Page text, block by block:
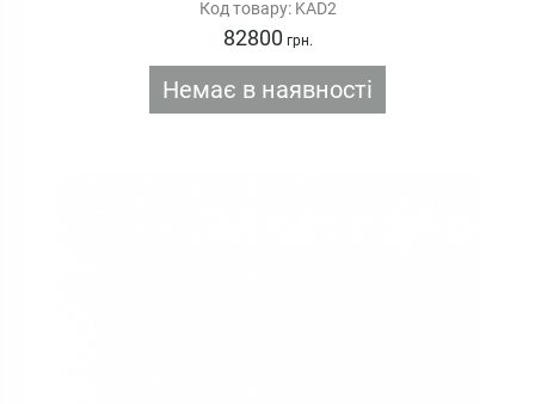
Код товару: KAD2
82800 грн.
Немає в наявності